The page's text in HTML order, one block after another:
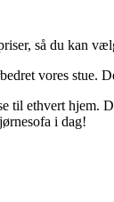
så du kan
vores stue.
til ethvert hjem.
i dag!